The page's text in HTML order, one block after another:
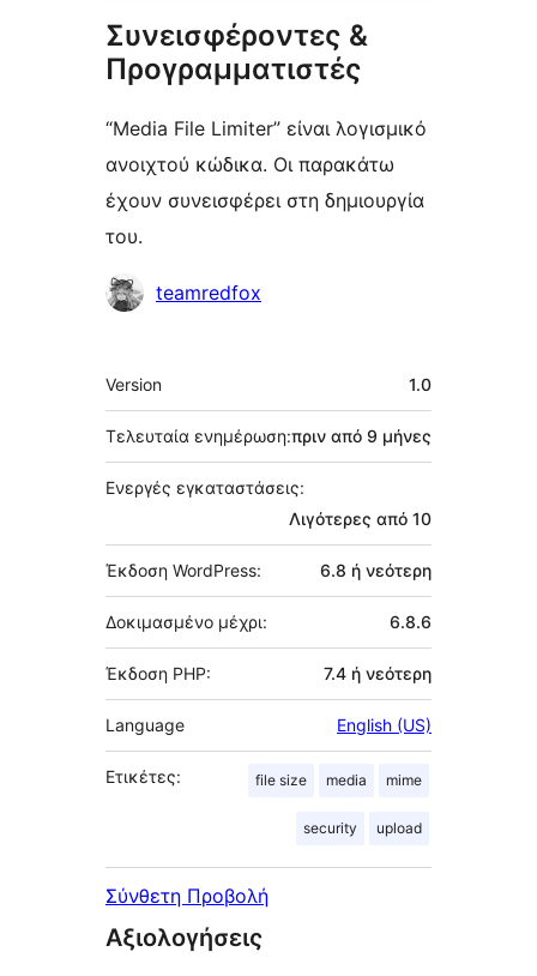
Συνεισφέροντες &
Προγραμματιστές
“Media File Limiter” είναι λογισμικό
ανοιχτού κώδικα. Οι παρακάτω
έχουν συνεισφέρει στη δημιουργία
του.
Συντελεστές
teamredfox
Μεταστοιχεία
Version 1.0
Τελευταία ενημέρωση:πριν από 9 μήνες
Ενεργές εγκαταστάσεις:
Λιγότερες από 10
Έκδοση WordPress: 6.8 ή νεότερη
Δοκιμασμένο μέχρι: 6.8.6
Έκδοση PHP: 7.4 ή νεότερη
Language English (US)
Ετικέτες: file size media mime
security upload
Σύνθετη Προβολή
Αξιολογήσεις